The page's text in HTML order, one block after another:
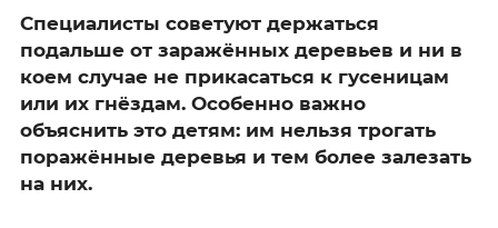
Специалисты советуют держаться
подальше от заражённых деревьев и ни в
коем случае не прикасаться к гусеницам
или их гнёздам. Особенно важно
объяснить это детям: им нельзя трогать
поражённые деревья и тем более залезать
на них.